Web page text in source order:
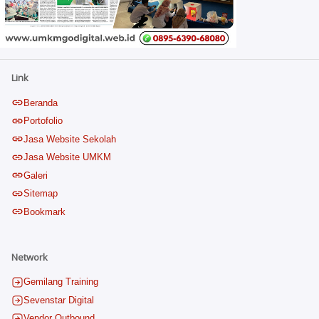
Link
Beranda
Portofolio
Jasa Website Sekolah
Jasa Website UMKM
Galeri
Sitemap
Bookmark
Network
Gemilang Training
Sevenstar Digital